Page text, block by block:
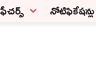
ఫీచ‌ర్స్ ‌ నోటిఫికేషన్లు